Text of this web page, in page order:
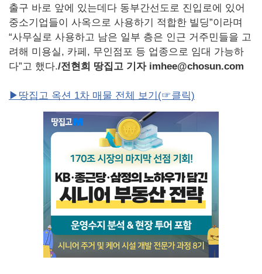
출구 바로 앞에 있는데다 동부간선도로 진입로에 있어
중소기업들이 사옥으로 사용하기 적합한 빌딩”이라며
“사무실로 사용하고 남은 일부 층은 인근 거주민들을 고
려해 미용실, 카페, 무인점포 등 업종으로 임대 가능하
다”고 했다./전현희 땅집고 기자 imhee@chosun.com
▶땅집고 옥션 1차 매물 전체 보기(☞클릭)